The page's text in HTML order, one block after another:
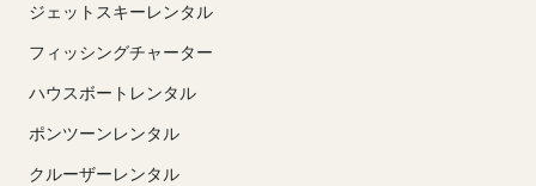
ジェットスキーレンタル
フィッシングチャーター
ハウスボートレンタル
ポンツーンレンタル
クルーザーレンタル